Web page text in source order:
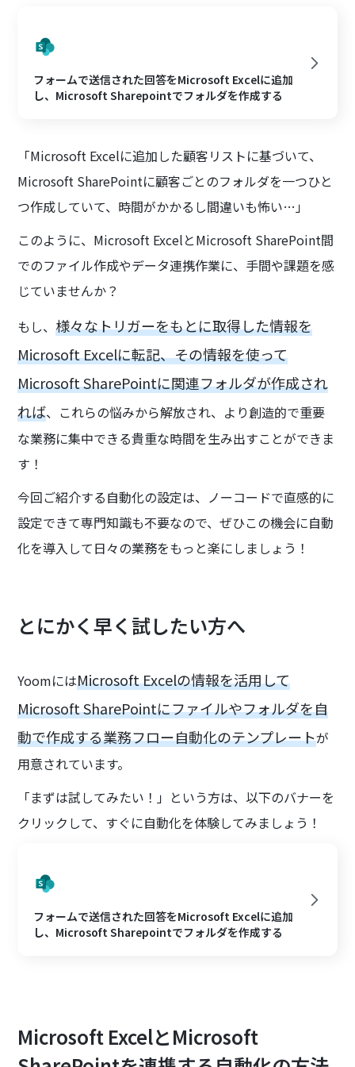
フォームで送信された回答をMicrosoft Excelに追加
し、Microsoft Sharepointでフォルダを作成する
「Microsoft Excelに追加した顧客リストに基づいて、
Microsoft SharePointに顧客ごとのフォルダを一つひと
つ作成していて、時間がかかるし間違いも怖い…」
このように、Microsoft ExcelとMicrosoft SharePoint間
でのファイル作成やデータ連携作業に、手間や課題を感
じていませんか？
もし、様々なトリガーをもとに取得した情報を
Microsoft Excelに転記、その情報を使って
Microsoft SharePointに関連フォルダが作成され
れば、これらの悩みから解放され、より創造的で重要
な業務に集中できる貴重な時間を生み出すことができま
す！
今回ご紹介する自動化の設定は、ノーコードで直感的に
設定できて専門知識も不要なので、ぜひこの機会に自動
化を導入して日々の業務をもっと楽にしましょう！
とにかく早く試したい方へ
YoomにはMicrosoft Excelの情報を活用して
Microsoft SharePointにファイルやフォルダを自
動で作成する業務フロー自動化のテンプレートが
用意されています。
「まずは試してみたい！」という方は、以下のバナーを
クリックして、すぐに自動化を体験してみましょう！
フォームで送信された回答をMicrosoft Excelに追加
し、Microsoft Sharepointでフォルダを作成する
Microsoft ExcelとMicrosoft